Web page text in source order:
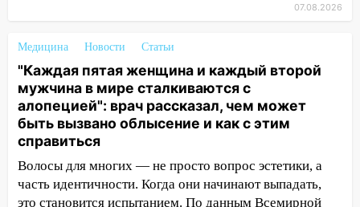
14:04
погоды в Ульяновской области на
выходные 8-9 августа
13:30
В Ульяновске транспортные
полицейские проведут акцию «Час
пассажира»
13:20 В Ульяновске за один день
обокрали женщину на пляже и
подростка в сквере
07.08.2026
Медицина Новости Статьи
"Каждая пятая женщина и каждый второй
мужчина в мире сталкиваются с
алопецией": врач рассказал, чем может
быть вызвано облысение и как с этим
справиться
Волосы для многих — не просто вопрос эстетики, а
часть идентичности. Когда они начинают выпадать,
это становится испытанием. По данным Всемирной